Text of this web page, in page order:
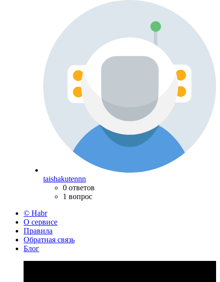
taishakutennn
0 ответов
1 вопрос
© Habr
О сервисе
Правила
Обратная связь
Блог